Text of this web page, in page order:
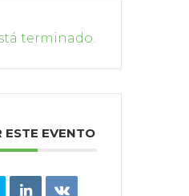
terminado.
ESTE EVENTO